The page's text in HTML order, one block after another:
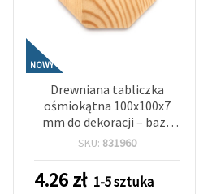
NOWY
Drewniana tabliczka
ośmiokątna 100x100x7
mm do dekoracji – baza
do decoupage,
rękodzieła
SKU: 831960
4.26zł 1-5 sztuka